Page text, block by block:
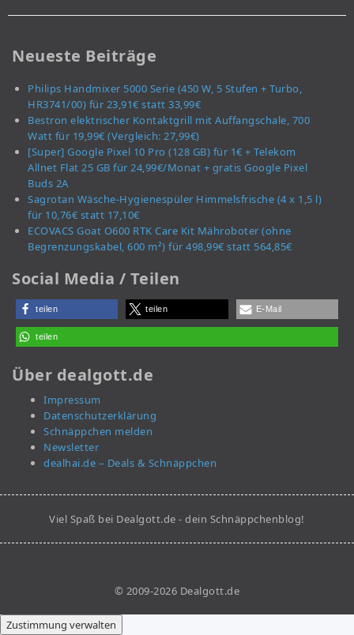
Neueste Beiträge
Philips Handmixer 5000 Serie (450 W, 5 Stufen + Turbo,
HR3741/00) für 23,91€ statt 33,99€
Bestron elektrischer Kontaktgrill mit Auffangschale, 700
Watt für 19,99€ (Vergleich: 27,99€)
[Super] Google Pixel 10 Pro (128 GB) für 1€ + Telekom
Allnet Flat 25 GB für 24,99€/Monat + gratis Google Pixel
Buds 2A
Sagrotan Wäsche-Hygienespüler Himmelsfrische (4 x 1,5 l)
für 10,76€ statt 17,10€
ECOVACS Goat O600 RTK Care Kit Mähroboter (ohne
Begrenzungskabel, 600 m²) für 498,99€ statt 564,85€
Social Media / Teilen
teilen teilen E-Mail
teilen
Über dealgott.de
Impressum
Datenschutzerklärung
Schnäppchen melden
Newsletter
dealhai.de – Deals & Schnäppchen
Viel Spaß bei Dealgott.de - dein Schnäppchenblog!
© 2009-2026 Dealgott.de
Zustimmung verwalten